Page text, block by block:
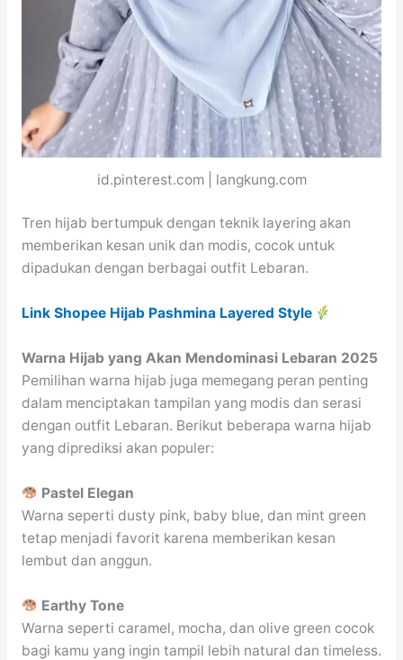
id.pinterest.com | langkung.com
Tren hijab bertumpuk dengan teknik layering akan
memberikan kesan unik dan modis, cocok untuk
dipadukan dengan berbagai outfit Lebaran.
Link Shopee Hijab Pashmina Layered Style
Warna Hijab yang Akan Mendominasi Lebaran 2025
Pemilihan warna hijab juga memegang peran penting
dalam menciptakan tampilan yang modis dan serasi
dengan outfit Lebaran. Berikut beberapa warna hijab
yang diprediksi akan populer:
Pastel Elegan
Warna seperti dusty pink, baby blue, dan mint green
tetap menjadi favorit karena memberikan kesan
lembut dan anggun.
Earthy Tone
Warna seperti caramel, mocha, dan olive green cocok
bagi kamu yang ingin tampil lebih natural dan timeless.